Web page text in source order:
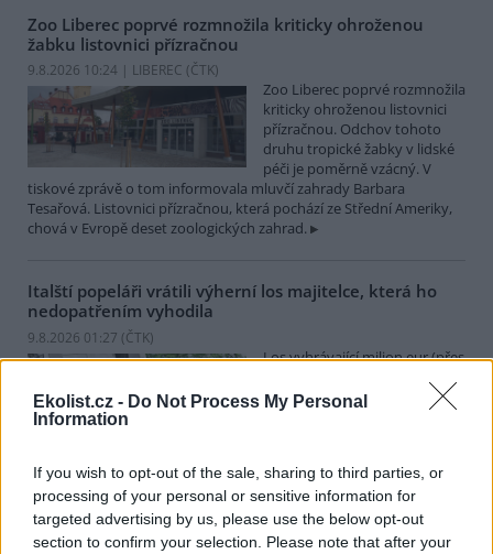
Ekolist.cz - Do Not Process My Personal
Information
If you wish to opt-out of the sale, sharing to third parties, or
processing of your personal or sensitive information for
targeted advertising by us, please use the below opt-out
section to confirm your selection. Please note that after your
Zoo Liberec poprvé rozmnožila kriticky ohroženou
žabku listovnici přízračnou
9.8.2026 10:24 | LIBEREC (ČTK)
Zoo Liberec poprvé rozmnožila
kriticky ohroženou listovnici
přízračnou. Odchov tohoto
druhu tropické žabky v lidské
péči je poměrně vzácný. V
tiskové zprávě o tom informovala mluvčí zahrady Barbara
Tesařová. Listovnici přízračnou, která pochází ze Střední Ameriky,
chová v Evropě deset zoologických zahrad.
Italští popeláři vrátili výherní los majitelce, která ho
nedopatřením vyhodila
9.8.2026 01:27 (ČTK)
Los vyhrávající milion eur (přes
majitelka nedopatřením
vyhodila do smetí, našli
V Chrudimi by mělo vzniknout další místo pro psy a
jejich chovatele